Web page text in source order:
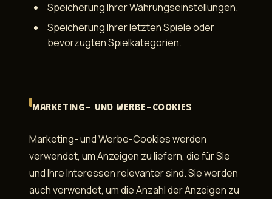
Speicherung Ihrer Währungseinstellungen.
Speicherung Ihrer letzten Spiele oder
bevorzugten Spielkategorien.
MARKETING- UND WERBE-COOKIES
Marketing- und Werbe-Cookies werden
verwendet, um Anzeigen zu liefern, die für Sie
und Ihre Interessen relevanter sind. Sie werden
auch verwendet, um die Anzahl der Anzeigen zu